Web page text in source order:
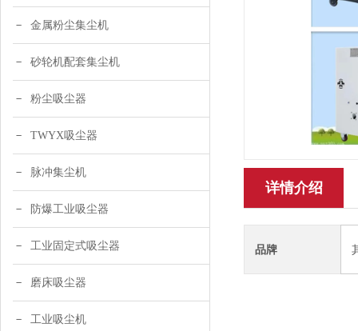
金属粉尘集尘机
砂轮机配套集尘机
粉尘吸尘器
TWYX吸尘器
脉冲集尘机
防爆工业吸尘器
工业固定式吸尘器
磨床吸尘器
工业吸尘机
详情介绍
品牌